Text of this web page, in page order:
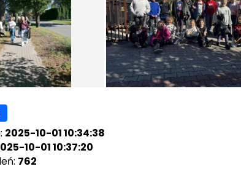
2025-10-01 10:34:38
10-01 10:37:20
762